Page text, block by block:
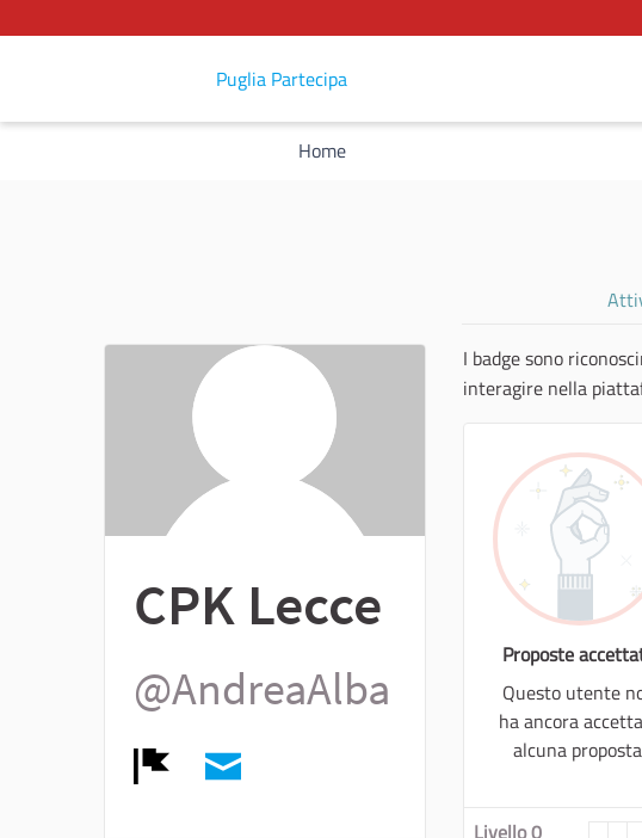
Puglia Partecipa
Home
CPK Lecce
@AndreaAlba
I badge sono
interagire nella
Proposte
Questo utente
ha ancora
alcuna
Livello 0